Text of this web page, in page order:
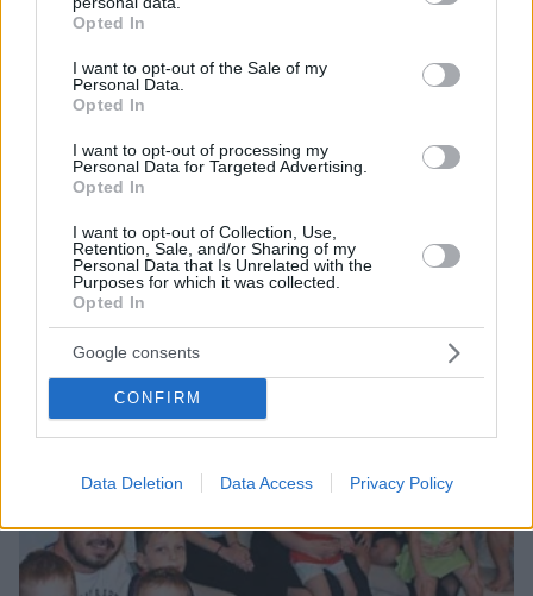
grant or deny consent to Google and its third-party tags to
use your data for below specified purposes in below Google
consent section.
Opted In
I want to opt-out of the Sale of my
Personal Data.
Opted In
I want to opt-out of processing my
Personal Data for Targeted Advertising.
Opted In
I want to opt-out of Collection, Use,
Retention, Sale, and/or Sharing of my
Personal Data that Is Unrelated with the
Purposes for which it was collected.
Opted In
Google consents
CONFIRM
Data Deletion Data Access Privacy Policy
Θεσσαλονίκη
ΠΑΟΚ: Η Γαλατασαράι έκανε πρόταση για τον
Κωνσταντέλια σύμφωνα με τους Τούρκους
πριν 18 λεπτά
ΔΕΙΤΕ ΟΛΕΣ ΤΙΣ ΕΙΔΗΣΕΙΣ
ΤΑ ΠΙΟ ΔΗΜΟΦΙΛΗ